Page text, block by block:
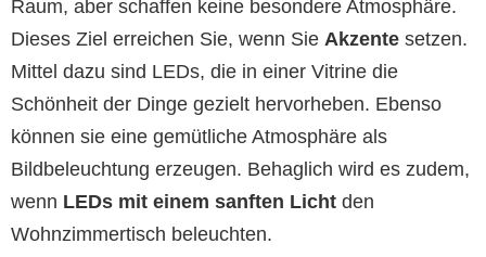
Raum, aber schaffen keine besondere Atmosphäre.
Dieses Ziel erreichen Sie, wenn Sie Akzente setzen.
Mittel dazu sind LEDs, die in einer Vitrine die
Schönheit der Dinge gezielt hervorheben. Ebenso
können sie eine gemütliche Atmosphäre als
Bildbeleuchtung erzeugen. Behaglich wird es zudem,
wenn LEDs mit einem sanften Licht den
Wohnzimmertisch beleuchten.